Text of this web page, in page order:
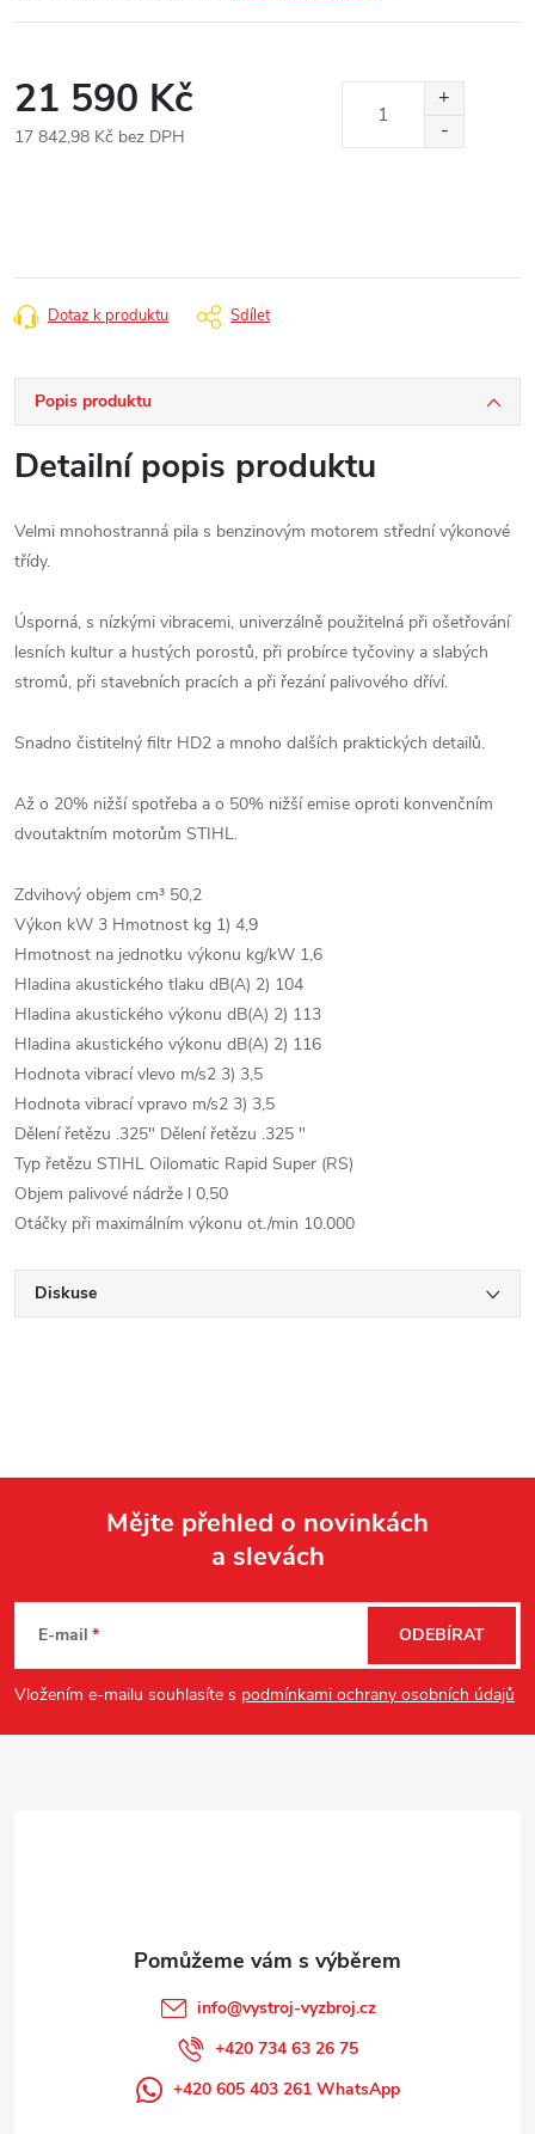
21 590 Kč
17 842,98 Kč bez DPH
Dotaz k produktu Sdílet
Popis produktu
Detailní popis produktu
Velmi mnohostranná pila s benzinovým motorem střední výkonové
třídy.
Úsporná, s nízkými vibracemi, univerzálně použitelná při ošetřování
lesních kultur a hustých porostů, při probírce tyčoviny a slabých
stromů, při stavebních pracích a při řezání palivového dříví.
Snadno čistitelný filtr HD2 a mnoho dalších praktických detailů.
Až o 20% nižší spotřeba a o 50% nižší emise oproti konvenčním
dvoutaktním motorům STIHL.
Zdvihový objem cm³ 50,2
Výkon kW 3 Hmotnost kg 1) 4,9
Hmotnost na jednotku výkonu kg/kW 1,6
Hladina akustického tlaku dB(A) 2) 104
Hladina akustického výkonu dB(A) 2) 113
Hladina akustického výkonu dB(A) 2) 116
Hodnota vibrací vlevo m/s2 3) 3,5
Hodnota vibrací vpravo m/s2 3) 3,5
Dělení řetězu .325" Dělení řetězu .325 "
Typ řetězu STIHL Oilomatic Rapid Super (RS)
Objem palivové nádrže l 0,50
Otáčky při maximálním výkonu ot./min 10.000
Diskuse
p
a
Mějte přehled o novinkách
a slevách
E-mail
Vložením e-mailu souhlasíte s podmínkami ochrany osobních údajů
ODEBÍRAT
info@vystroj-vyzbroj.cz
+420 734 63 26 75
+420 605 403 261 WhatsApp